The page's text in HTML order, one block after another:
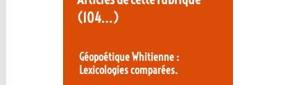
(104…)
Géopoétique Whitienne :
Lexicologies comparées.